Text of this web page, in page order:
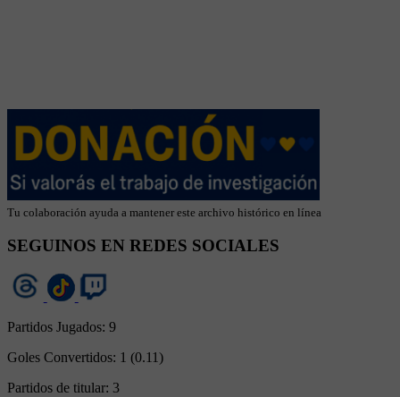
Tu colaboración ayuda a mantener este archivo histórico en línea
SEGUINOS EN REDES SOCIALES
Partidos Jugados: 9
Goles Convertidos: 1 (0.11)
Partidos de titular: 3